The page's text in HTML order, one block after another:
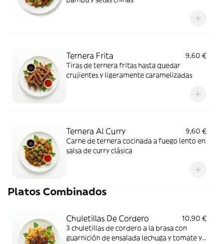
Ternera Frita
9,60 €
Tiras de ternera fritas hasta quedar
crujientes y ligeramente caramelizadas
Ternera Al Curry
9,60 €
Carne de ternera cocinada a fuego lento en
salsa de curry clásica
Platos Combinados
Chuletillas De Cordero
10,90 €
3 chuletillas de cordero a la brasa con
guarnición de ensalada lechuga y tomate y